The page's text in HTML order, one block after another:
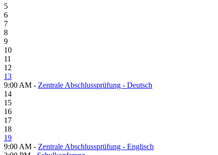
5
6
7
8
9
10
11
12
13
9:00 AM - Zentrale Abschlussprüfung - Deutsch
14
15
16
17
18
19
9:00 AM - Zentrale Abschlussprüfung - Englisch